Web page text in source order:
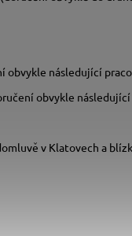
obvykle následující
obvykle
v Klatovech a